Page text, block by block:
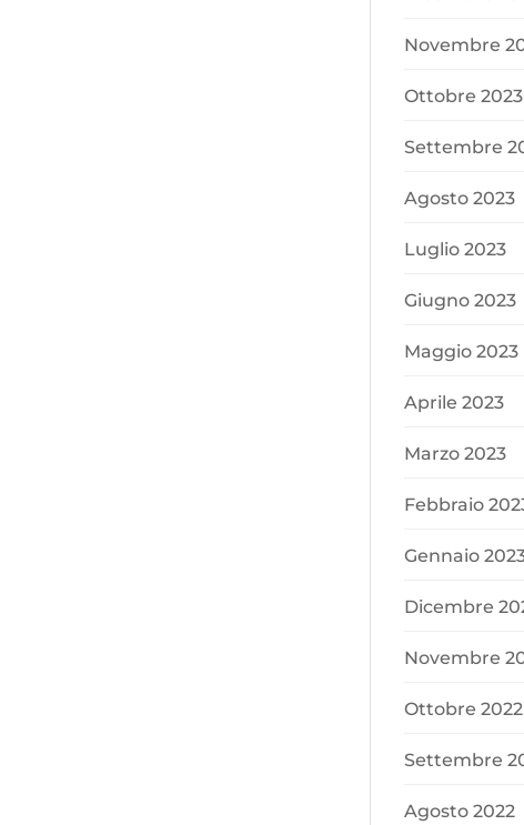
Novembre
Ottobre 2023
Settembre
Agosto 2023
Luglio 2023
Giugno 2023
Maggio 2023
Aprile 2023
Marzo 2023
Febbraio
Gennaio
Dicembre
Novembre
Ottobre 2022
Settembre
Agosto 2022